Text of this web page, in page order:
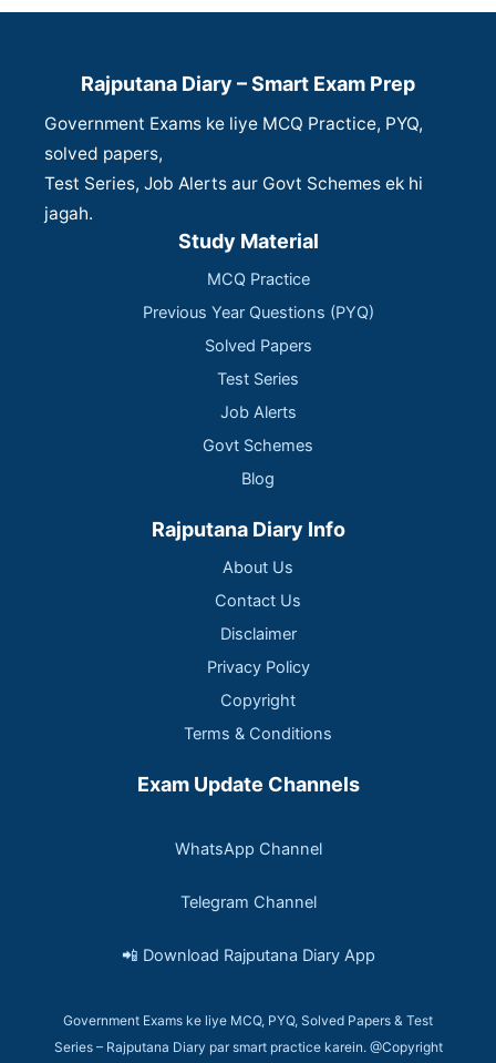
Rajputana Diary – Smart Exam Prep
Government Exams ke liye MCQ Practice, PYQ,
solved papers,
Test Series, Job Alerts aur Govt Schemes ek hi
jagah.
Study Material
MCQ Practice
Previous Year Questions (PYQ)
Solved Papers
Test Series
Job Alerts
Govt Schemes
Blog
Rajputana Diary Info
About Us
Contact Us
Disclaimer
Privacy Policy
Copyright
Terms & Conditions
Exam Update Channels
WhatsApp Channel
Telegram Channel
📲 Download Rajputana Diary App
Government Exams ke liye MCQ, PYQ, Solved Papers & Test
Series – Rajputana Diary par smart practice karein. @Copyright